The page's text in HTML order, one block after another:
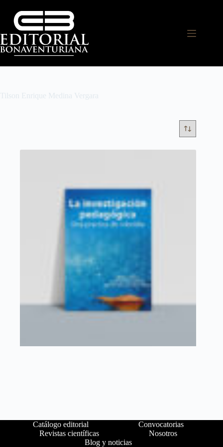
Tilson Enrique Medina Vergara
Catálogo editorial
Convocatorias
Revistas científicas
Nosotros
Blog y noticias